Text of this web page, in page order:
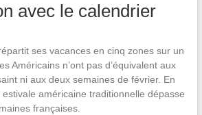
avec le calendrier
ses vacances en cinq zones sur un
Américains n’ont pas d’équivalent aux
ni aux deux semaines de février. En
américaine traditionnelle dépasse
françaises.